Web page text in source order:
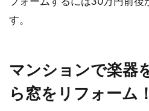
す。
マンションで楽器
ら窓をリフォーム！